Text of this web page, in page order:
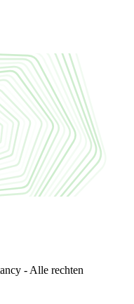
- Alle rechten